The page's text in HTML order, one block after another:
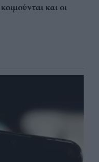
και οι